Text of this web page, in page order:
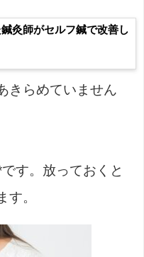
灸師がセルフ鍼で改善し
きらめていません
す。放っておくと
す。